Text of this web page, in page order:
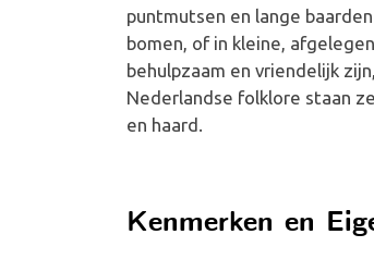
puntmutsen en lange
bomen, of in kleine,
behulpzaam en vriendelijk
Nederlandse folklore staan
en haard.
Kenmerken en